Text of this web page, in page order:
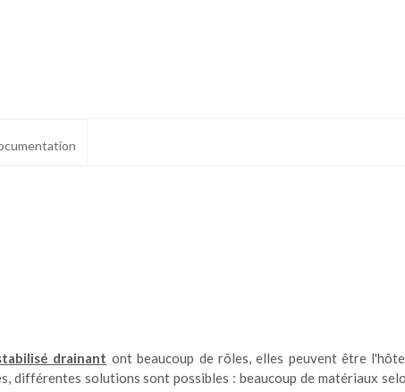
drainant ont beaucoup de rôles, elles peuvent être
différentes solutions sont possibles : beaucoup de matériaux
en garantissant la conformité avec les réglementations.